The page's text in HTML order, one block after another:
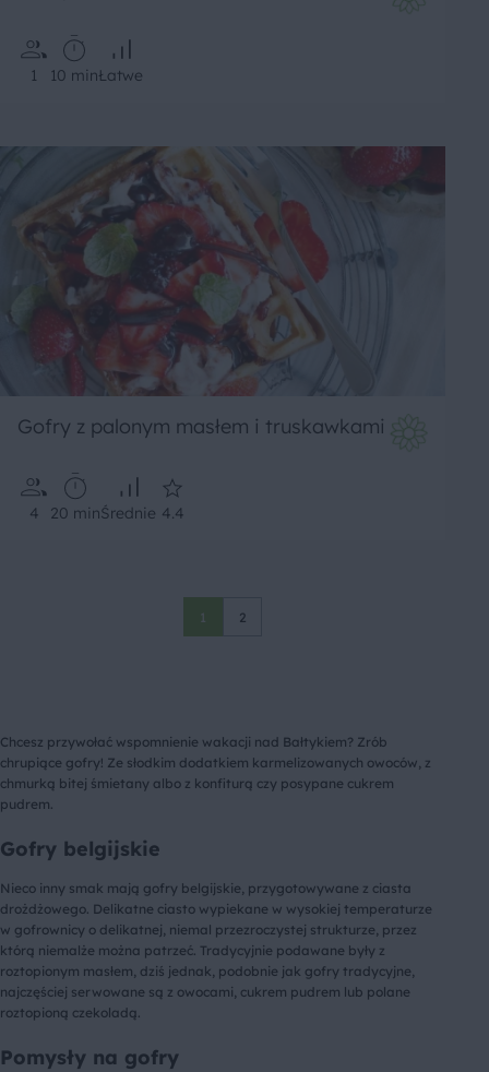
1 10 minŁatwe
Gofry z palonym masłem i truskawkami
4 20 minŚrednie 4.4
1 2
Chcesz przywołać wspomnienie wakacji nad Bałtykiem? Zrób
chrupiące gofry! Ze słodkim dodatkiem karmelizowanych owoców, z
chmurką bitej śmietany albo z konfiturą czy posypane cukrem
pudrem.
Gofry belgijskie
Nieco inny smak mają gofry belgijskie, przygotowywane z ciasta
drożdżowego. Delikatne ciasto wypiekane w wysokiej temperaturze
w gofrownicy o delikatnej, niemal przezroczystej strukturze, przez
którą niemalże można patrzeć. Tradycyjnie podawane były z
roztopionym masłem, dziś jednak, podobnie jak gofry tradycyjne,
najczęściej serwowane są z owocami, cukrem pudrem lub polane
roztopioną czekoladą.
Pomysły na gofry